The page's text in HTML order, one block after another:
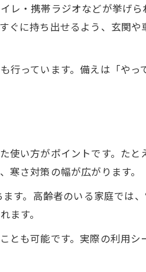
消する方法
のアドバイス
心感とは
・携帯ラジオなどが挙げ
に持ち出せるよう、玄関
っています。備えは「やっ
い方がポイントです。た
さ対策の幅が広がります。
す。高齢者のいる家庭では
ます。
も可能です。実際の利用シ